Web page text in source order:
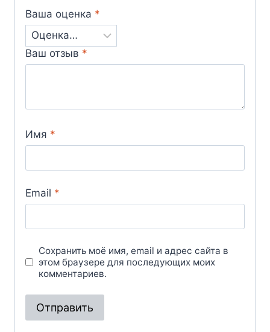
Ваша оценка *
Ваш отзыв *
Имя *
Email *
Сохранить моё имя, email и адрес сайта в
этом браузере для последующих моих
комментариев.